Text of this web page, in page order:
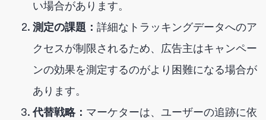
い場合があります。
測定の課題： 詳細なトラッキングデータへのア
クセスが制限されるため、広告主はキャンペー
ンの効果を測定するのがより困難になる場合が
あります。
代替戦略： マーケターは、ユーザーの追跡に依